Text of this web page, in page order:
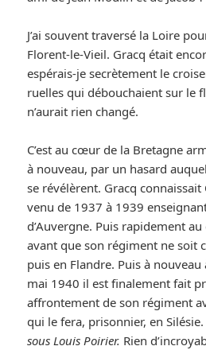
J’ai souvent traversé la Loire
Florent-le-Vieil. Gracq était
espérais-je secrètement le
ruelles qui débouchaient sur le
n’aurait rien changé.
C’est au cœur de la Bretagne
à nouveau, par un hasard
se révélèrent. Gracq
venu de 1937 à 1939
d’Auvergne. Puis rapidement
avant que son régiment ne soit
puis en Flandre. Puis à
mai 1940 il est finalement fait
affrontement de son régiment
qui le fera, prisonnier, en Silésie.
sous Louis Poirier. Rien